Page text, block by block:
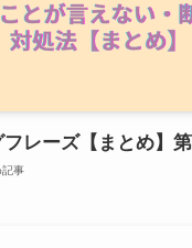
レーズ【まとめ】
記事